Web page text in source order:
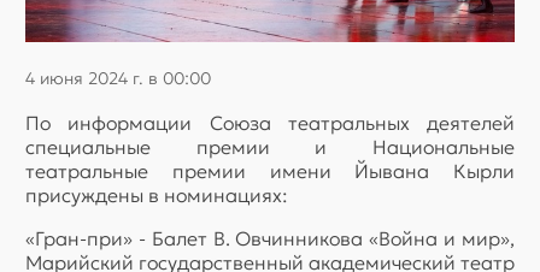
4 июня 2024 г. в 00:00
По информации Союза театральных деятелей
специальные премии и Национальные
театральные премии имени Йывана Кырли
присуждены в номинациях:
«Гран-при» - Балет В. Овчинникова «Война и мир»,
Марийский государственный академический театр